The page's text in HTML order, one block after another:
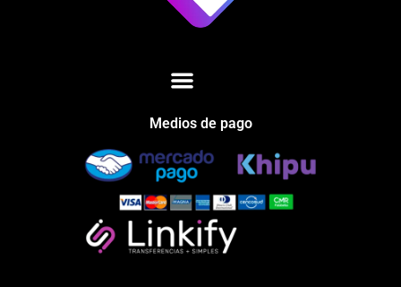
Medios de pago